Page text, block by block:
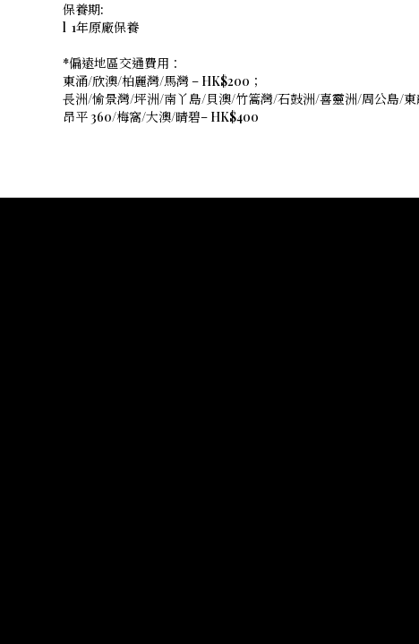
保養期:
l 1年原廠保養
*偏遠地區交通費用：
東涌/欣澳/柏麗灣/馬灣 – HK$200；
長洲/愉景灣/坪洲/南丫島/貝澳/竹篙灣/石鼓洲/喜靈洲/周公島/
昂平 360/梅窩/大澳/晴碧– HK$400